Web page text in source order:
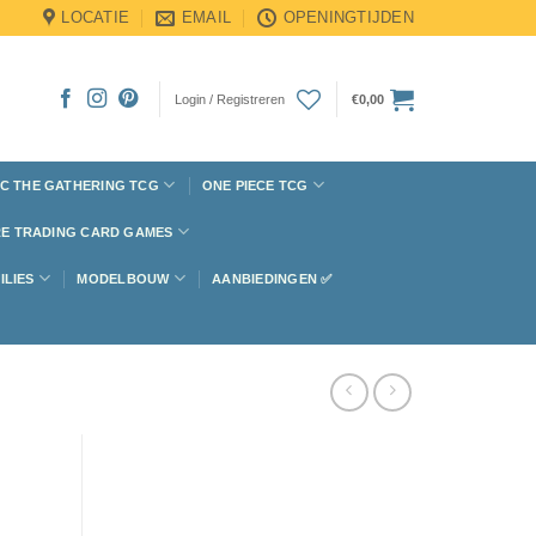
LOCATIE EMAIL OPENINGTIJDEN
Login / Registreren €0,00
THE GATHERING TCG ONE PIECE TCG
TRADING CARD GAMES
MODELBOUW AANBIEDINGEN ✅